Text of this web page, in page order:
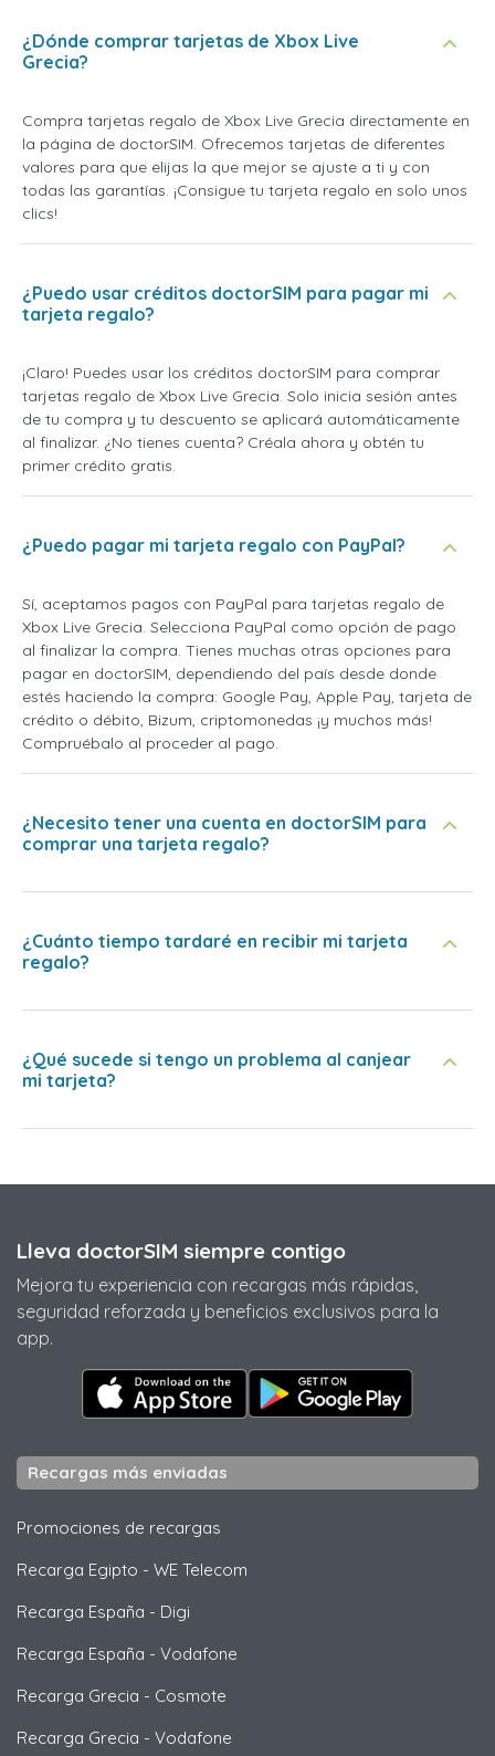
¿Dónde comprar tarjetas de Xbox Live
Grecia?
Compra tarjetas regalo de Xbox Live Grecia directamente en
la página de doctorSIM. Ofrecemos tarjetas de diferentes
valores para que elijas la que mejor se ajuste a ti y con
todas las garantías. ¡Consigue tu tarjeta regalo en solo unos
clics!
¿Puedo usar créditos doctorSIM para pagar mi
tarjeta regalo?
¡Claro! Puedes usar los créditos doctorSIM para comprar
tarjetas regalo de Xbox Live Grecia. Solo inicia sesión antes
de tu compra y tu descuento se aplicará automáticamente
al finalizar. ¿No tienes cuenta? Créala ahora y obtén tu
primer crédito gratis.
¿Puedo pagar mi tarjeta regalo con PayPal?
Sí, aceptamos pagos con PayPal para tarjetas regalo de
Xbox Live Grecia. Selecciona PayPal como opción de pago
al finalizar la compra. Tienes muchas otras opciones para
pagar en doctorSIM, dependiendo del país desde donde
estés haciendo la compra: Google Pay, Apple Pay, tarjeta de
crédito o débito, Bizum, criptomonedas ¡y muchos más!
Compruébalo al proceder al pago.
¿Necesito tener una cuenta en doctorSIM para
comprar una tarjeta regalo?
¿Cuánto tiempo tardaré en recibir mi tarjeta
regalo?
¿Qué sucede si tengo un problema al canjear
mi tarjeta?
Lleva doctorSIM siempre contigo
Mejora tu experiencia con recargas más rápidas,
seguridad reforzada y beneficios exclusivos para la
app.
Recargas más enviadas
Promociones de recargas
Recarga Egipto - WE Telecom
Recarga España - Digi
Recarga España - Vodafone
Recarga Grecia - Cosmote
Recarga Grecia - Vodafone